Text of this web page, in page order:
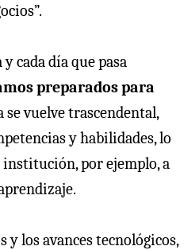
cada día que pasa
preparados para
se vuelve trascendental,
y habilidades, lo
institución, por ejemplo, a
los avances tecnológicos,